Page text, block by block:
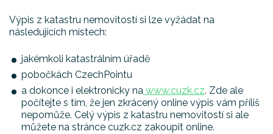
Výpis z katastru nemovitostí si lze vyžádat na
následujících místech:
jakémkoli katastrálním úřadě
pobočkách CzechPointu
a dokonce i elektronicky na www.cuzk.cz. Zde ale
počítejte s tím, že jen zkrácený online výpis vám příliš
nepomůže. Celý výpis z katastru nemovitostí si ale
můžete na stránce cuzk.cz zakoupit online.